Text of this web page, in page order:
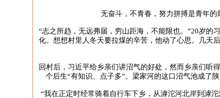
无奋斗，不青春，努力拼搏是青年
“志之所趋，无远弗届，穷山距海，不能限也。”20岁的
化。想想村里人冬天要拉煤的辛苦，他动了心思。几天
回村后，习近平给乡亲们讲沼气的好处，然而乡亲们听
个后生“有知识、点子多”。梁家河的这口沼气池成了
“我在正定时经常骑着自行车下乡，从滹沱河北岸到滹